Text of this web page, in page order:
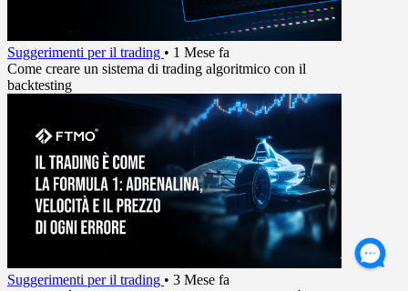
Suggerimenti per il trading • 1 Mese fa
Come creare un sistema di trading algoritmico con il
backtesting
Suggerimenti per il trading • 3 Mese fa